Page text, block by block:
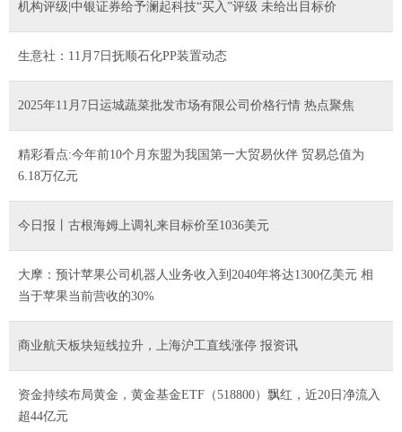
机构评级|中银证券给予澜起科技“买入”评级 未给出目标价
生意社：11月7日抚顺石化PP装置动态
2025年11月7日运城蔬菜批发市场有限公司价格行情 热点聚焦
精彩看点:今年前10个月东盟为我国第一大贸易伙伴 贸易总值为
6.18万亿元
今日报丨古根海姆上调礼来目标价至1036美元
大摩：预计苹果公司机器人业务收入到2040年将达1300亿美元 相
当于苹果当前营收的30%
商业航天板块短线拉升，上海沪工直线涨停 报资讯
资金持续布局黄金，黄金基金ETF（518800）飘红，近20日净流入
超44亿元